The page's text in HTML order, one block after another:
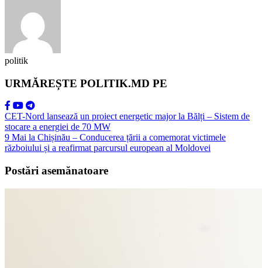
politik
URMĂREȘTE POLITIK.MD PE
CET-Nord lansează un proiect energetic major la Bălți – Sistem de
stocare a energiei de 70 MW
9 Mai la Chișinău – Conducerea țării a comemorat victimele
războiului și a reafirmat parcursul european al Moldovei
Postări asemănatoare